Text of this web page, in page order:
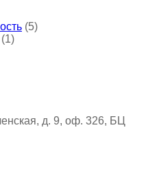
(5)
(1)
д. 9, оф. 326, БЦ